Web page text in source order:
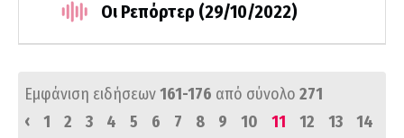
Οι Ρεπόρτερ (29/10/2022)
Εμφάνιση ειδήσεων161-176 από σύνολο 271
‹
1 2 3 4 5 6 7 8 9 10 11 12 13
14